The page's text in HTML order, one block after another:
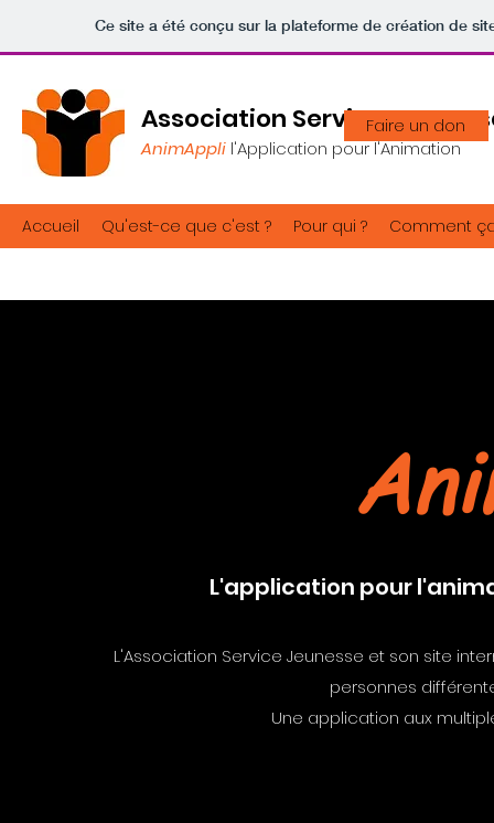
Ce site a été conçu sur la plateforme de création de
Association Service
AnimAppli l'Application pour l'Animation
Faire un don
Accueil Qu'est-ce que c'est ? Pour qui ? Comment
L'application pour
L'Association Service Jeunesse et son site
personnes
Une application aux